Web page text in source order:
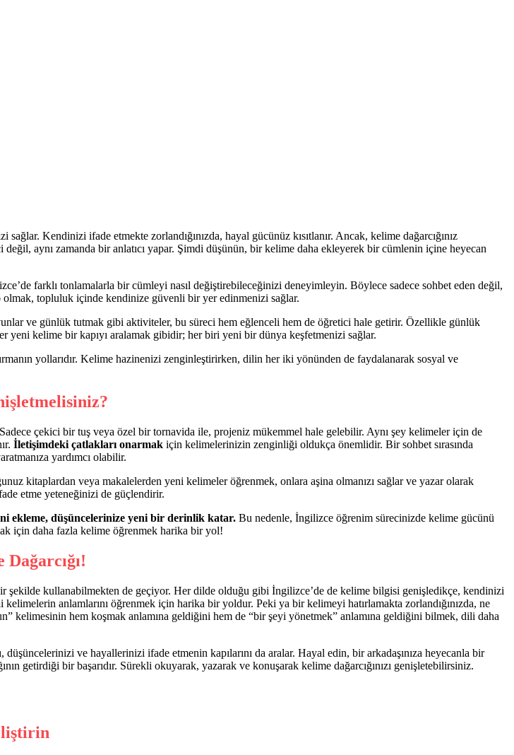
Kendinizi ifade etmekte zorlandığınızda, hayal gücünüz kısıtlanır. Ancak, kelime dağarcığınız
değil, aynı zamanda bir anlatıcı yapar. Şimdi düşünün, bir kelime daha ekleyerek bir cümlenin içine heyecan
farklı tonlamalarla bir cümleyi nasıl değiştirebileceğinizi deneyimleyin. Böylece sadece sohbet eden değil,
topluluk içinde kendinize güvenli bir yer edinmenizi sağlar.
ve günlük tutmak gibi aktiviteler, bu süreci hem eğlenceli hem de öğretici hale getirir. Özellikle günlük
kelime bir kapıyı aralamak gibidir; her biri yeni bir dünya keşfetmenizi sağlar.
yollarıdır. Kelime hazinenizi zenginleştirirken, dilin her iki yönünden de faydalanarak sosyal ve
çekici bir tuş veya özel bir tornavida ile, projeniz mükemmel hale gelebilir. Aynı şey kelimeler için de
İletişimdeki çatlakları onarmak için kelimelerinizin zenginliği oldukça önemlidir. Bir sohbet sırasında
yardımcı olabilir.
kitaplardan veya makalelerden yeni kelimeler öğrenmek, onlara aşina olmanızı sağlar ve yazar olarak
etme yeteneğinizi de güçlendirir.
ekleme, düşüncelerinize yeni bir derinlik katar. Bu nedenle, İngilizce öğrenim sürecinizde kelime gücünü
için daha fazla kelime öğrenmek harika bir yol!
şekilde kullanabilmekten de geçiyor. Her dilde olduğu gibi İngilizce’de de kelime bilgisi genişledikçe, kendinizi
anlamlarını öğrenmek için harika bir yoldur. Peki ya bir kelimeyi hatırlamakta zorlandığınızda, ne
kelimesinin hem koşmak anlamına geldiğini hem de “bir şeyi yönetmek” anlamına geldiğini bilmek, dili daha
ve hayallerinizi ifade etmenin kapılarını da aralar. Hayal edin, bir arkadaşınıza heyecanla bir
getirdiği bir başarıdır. Sürekli okuyarak, yazarak ve konuşarak kelime dağarcığınızı genişletebilirsiniz.